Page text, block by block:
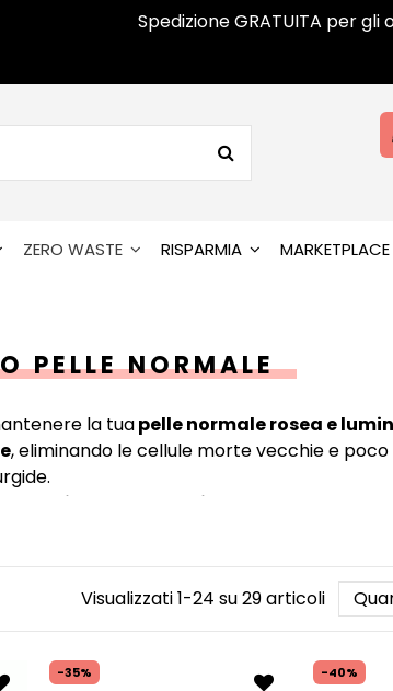
Spedizione GRATUITA per
ZERO WASTE RISPARMIA MARKETPLACE
PELLE NORMALE
la tuapelle normale rosea e
, eliminando le cellule morte vecchie e
colorito roseo e luminoso,
una pelle con
Visualizzati 1-24 su 29 articoli
-35% -40%